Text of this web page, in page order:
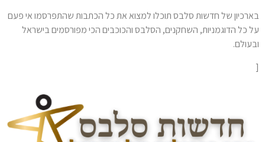
בארכיון של חדשות סלבס תוכלו למצוא את כל הכתבות שהתפרסמו אי פעם
על כל הדוגמניות, השחקנים, הסלבס והכוכבים הכי מפורסמים בישראל
ובעולם.
[